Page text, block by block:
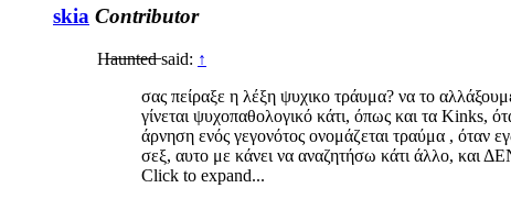
skia Contributor
H̶a̶u̶n̶t̶e̶d̶ said: ↑
σας πείραξε η λέξη ψυχικο τράυμα? να το
γίνεται ψυχοπαθολογικό κάτι, όπως και τα Kinks,
άρνηση ενός γεγονότος ονομάζεται τραύμα , όταν
σεξ, αυτο με κάνει να αναζητήσω κάτι άλλο, και
Click to expand...